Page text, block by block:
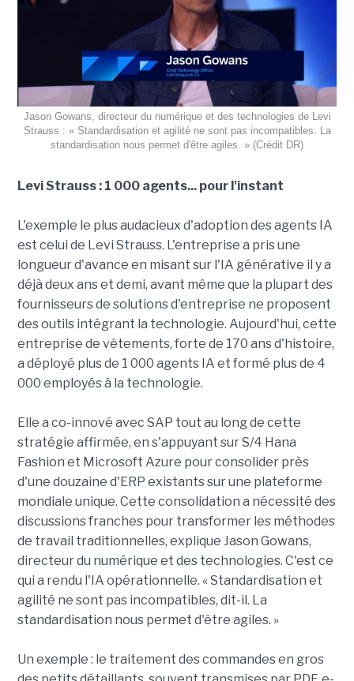
Jason Gowans, directeur du numérique et des technologies de Levi
Strauss : « Standardisation et agilité ne sont pas incompatibles. La
standardisation nous permet d'être agiles. » (Crédit DR)
Levi Strauss : 1 000 agents... pour l'instant
L'exemple le plus audacieux d'adoption des agents IA
est celui de Levi Strauss. L'entreprise a pris une
longueur d'avance en misant sur l'IA générative il y a
déjà deux ans et demi, avant même que la plupart des
fournisseurs de solutions d'entreprise ne proposent
des outils intégrant la technologie. Aujourd'hui, cette
entreprise de vêtements, forte de 170 ans d'histoire,
a déployé plus de 1 000 agents IA et formé plus de 4
000 employés à la technologie.
Elle a co-innové avec SAP tout au long de cette
stratégie affirmée, en s'appuyant sur S/4 Hana
Fashion et Microsoft Azure pour consolider près
d'une douzaine d'ERP existants sur une plateforme
mondiale unique. Cette consolidation a nécessité des
discussions franches pour transformer les méthodes
de travail traditionnelles, explique Jason Gowans,
directeur du numérique et des technologies. C'est ce
qui a rendu l'IA opérationnelle. « Standardisation et
agilité ne sont pas incompatibles, dit-il. La
standardisation nous permet d'être agiles. »
Un exemple : le traitement des commandes en gros